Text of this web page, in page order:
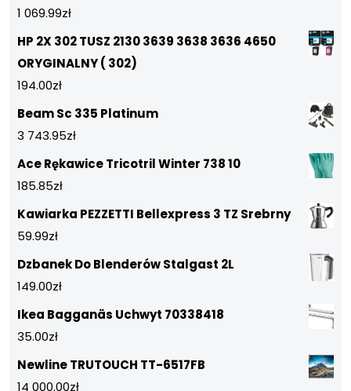
1 069.99zł
HP 2X 302 TUSZ 2130 3639 3638 3636 4650
ORYGINALNY ( 302)
194.00zł
Beam Sc 335 Platinum
3 743.95zł
Ace Rękawice Tricotril Winter 738 10
185.85zł
Kawiarka PEZZETTI Bellexpress 3 TZ Srebrny
59.99zł
Dzbanek Do Blenderów Stalgast 2L
149.00zł
Ikea Bagganäs Uchwyt 70338418
35.00zł
Newline TRUTOUCH TT-6517FB
14 000.00zł